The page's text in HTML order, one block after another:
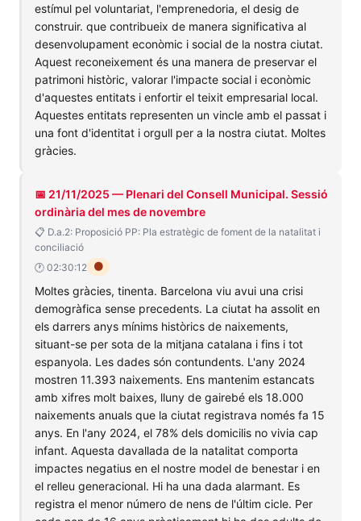
estímul pel voluntariat, l'emprenedoria, el desig de
construir. que contribueix de manera significativa al
desenvolupament econòmic i social de la nostra ciutat.
Aquest reconeixement és una manera de preservar el
patrimoni històric, valorar l'impacte social i econòmic
d'aquestes entitats i enfortir el teixit empresarial local.
Aquestes entitats representen un vincle amb el passat i
una font d'identitat i orgull per a la nostra ciutat. Moltes
gràcies.
📅 21/11/2025 — Plenari del Consell Municipal. Sessió
ordinària del mes de novembre
📋 D.a.2: Proposició PP: Pla estratègic de foment de la natalitat i
conciliació
🕐 02:30:12 🟠
Moltes gràcies, tinenta. Barcelona viu avui una crisi
demogràfica sense precedents. La ciutat ha assolit en
els darrers anys mínims històrics de naixements,
situant-se per sota de la mitjana catalana i fins i tot
espanyola. Les dades són contundents. L'any 2024
mostren 11.393 naixements. Ens mantenim estancats
amb xifres molt baixes, lluny de gairebé els 18.000
naixements anuals que la ciutat registrava només fa 15
anys. En l'any 2024, el 78% dels domicilis no vivia cap
infant. Aquesta davallada de la natalitat comporta
impactes negatius en el nostre model de benestar i en
el relleu generacional. Hi ha una dada alarmant. Es
registra el menor número de nens de l'últim cicle. Per